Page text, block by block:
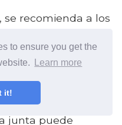
to ensure you get the
Learn more
it!
recomienda a los
de la
Por lo general,
opción múltiple
por un
mismos temas..
junta puede